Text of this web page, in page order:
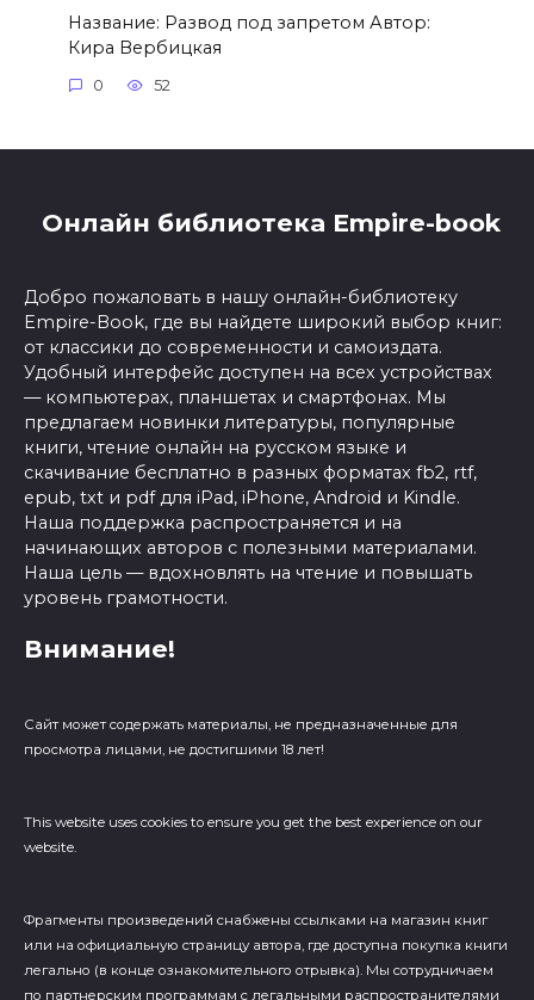
Название: Развод под запретом Автор:
Кира Вербицкая
0 52
Онлайн библиотека Empire-book
Добро пожаловать в нашу онлайн-библиотеку
Empire-Book, где вы найдете широкий выбор книг:
от классики до современности и самоиздата.
Удобный интерфейс доступен на всех устройствах
— компьютерах, планшетах и смартфонах. Мы
предлагаем новинки литературы, популярные
книги, чтение онлайн на русском языке и
скачивание бесплатно в разных форматах fb2, rtf,
epub, txt и pdf для iPad, iPhone, Android и Kindle.
Наша поддержка распространяется и на
начинающих авторов с полезными материалами.
Наша цель — вдохновлять на чтение и повышать
уровень грамотности.
Внимание!
Сайт может содержать материалы, не предназначенные для
просмотра лицами, не достигшими 18 лет!
This website uses cookies to ensure you get the best experience on our
website.
Фрагменты произведений cнабжены ссылками на магазин книг
или на официальную страницу автора, где доступна покупка книги
легально (в конце ознакомительного отрывка). Мы сотрудничаем
по партнерским программам с легальными распространителями